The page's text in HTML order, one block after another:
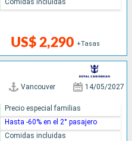
US$ 2,290 +Tasas
Comidas incluidas
Vancouver 14/05/2027
Precio especial familias
Hasta -60% en el 2° pasajero
Comidas incluidas